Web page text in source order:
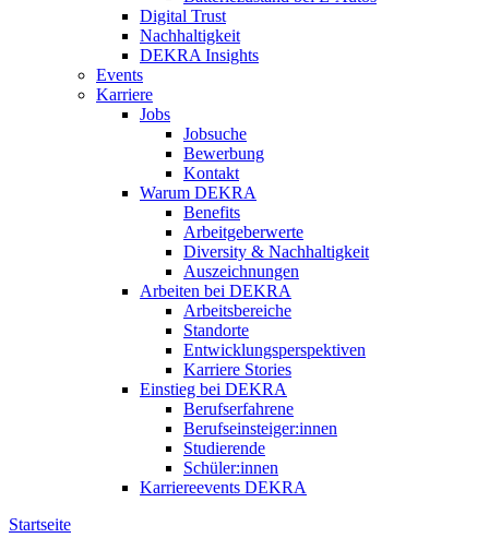
Digital Trust
Nachhaltigkeit
DEKRA Insights
Events
Karriere
Jobs
Jobsuche
Bewerbung
Kontakt
Warum DEKRA
Benefits
Arbeitgeberwerte
Diversity & Nachhaltigkeit
Auszeichnungen
Arbeiten bei DEKRA
Arbeitsbereiche
Standorte
Entwicklungsperspektiven
Karriere Stories
Einstieg bei DEKRA
Berufserfahrene
Berufseinsteiger:innen
Studierende
Schüler:innen
Karriereevents DEKRA
Startseite